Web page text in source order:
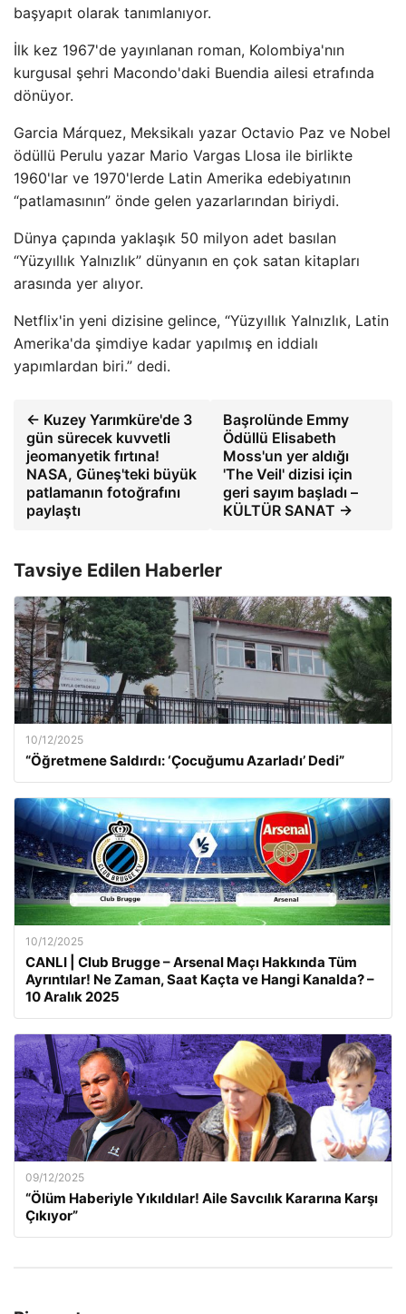
başyapıt olarak tanımlanıyor.
İlk kez 1967'de yayınlanan roman, Kolombiya'nın
kurgusal şehri Macondo'daki Buendia ailesi etrafında
dönüyor.
Garcia Márquez, Meksikalı yazar Octavio Paz ve Nobel
ödüllü Perulu yazar Mario Vargas Llosa ile birlikte
1960'lar ve 1970'lerde Latin Amerika edebiyatının
“patlamasının” önde gelen yazarlarından biriydi.
Dünya çapında yaklaşık 50 milyon adet basılan
“Yüzyıllık Yalnızlık” dünyanın en çok satan kitapları
arasında yer alıyor.
Netflix'in yeni dizisine gelince, “Yüzyıllık Yalnızlık, Latin
Amerika'da şimdiye kadar yapılmış en iddialı
yapımlardan biri.” dedi.
← Kuzey Yarımküre'de 3
gün sürecek kuvvetli
jeomanyetik fırtına!
NASA, Güneş'teki büyük
patlamanın fotoğrafını
paylaştı
Başrolünde Emmy
Ödüllü Elisabeth
Moss'un yer aldığı
'The Veil' dizisi için
geri sayım başladı –
KÜLTÜR SANAT →
Tavsiye Edilen Haberler
10/12/2025
“Öğretmene Saldırdı: ‘Çocuğumu Azarladı’ Dedi”
10/12/2025
CANLI | Club Brugge – Arsenal Maçı Hakkında Tüm
Ayrıntılar! Ne Zaman, Saat Kaçta ve Hangi Kanalda? –
10 Aralık 2025
09/12/2025
“Ölüm Haberiyle Yıkıldılar! Aile Savcılık Kararına Karşı
Çıkıyor”